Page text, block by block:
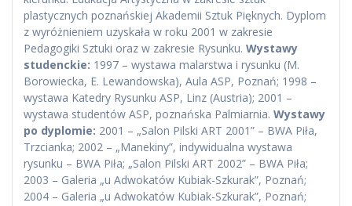
plastycznych poznańskiej Akademii Sztuk Pięknych. Dyplom
z wyróżnieniem uzyskała w roku 2001 w zakresie
Pedagogiki Sztuki oraz w zakresie Rysunku. Wystawy
studenckie: 1997 – wystawa malarstwa i rysunku (M.
Borowiecka, E. Lewandowska), Aula ASP, Poznań; 1998 –
wystawa Katedry Rysunku ASP, Linz (Austria); 2001 –
wystawa studentów ASP, poznańska Palmiarnia. Wystawy
po dyplomie: 2001 – „Salon Pilski ART 2001” – BWA Piła,
Trzcianka; 2002 – „Manekiny”, indywidualna wystawa
rysunku – BWA Piła; „Salon Pilski ART 2002” – BWA Piła;
2003 – Galeria „u Adwokatów Kubiak-Szkurak”, Poznań;
2004 – Galeria „u Adwokatów Kubiak-Szkurak”, Poznań;